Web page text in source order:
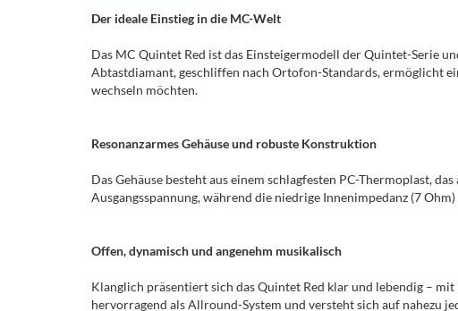
Der ideale Einstieg in die MC-Welt
Das MC Quintet Red ist das Einsteigermodell der Quintet-Serie
Abtastdiamant, geschliffen nach Ortofon-Standards, ermöglicht
wechseln möchten.
Resonanzarmes Gehäuse und robuste Konstruktion
Das Gehäuse besteht aus einem schlagfesten PC-Thermoplast,
Ausgangsspannung, während die niedrige Innenimpedanz (7
Offen, dynamisch und angenehm musikalisch
Klanglich präsentiert sich das Quintet Red klar und lebendig –
hervorragend als Allround-System und versteht sich auf nahezu